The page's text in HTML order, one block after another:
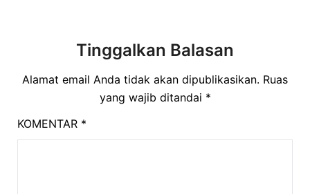
Tinggalkan Balasan
Alamat email Anda tidak akan dipublikasikan. Ruas
yang wajib ditandai *
KOMENTAR *